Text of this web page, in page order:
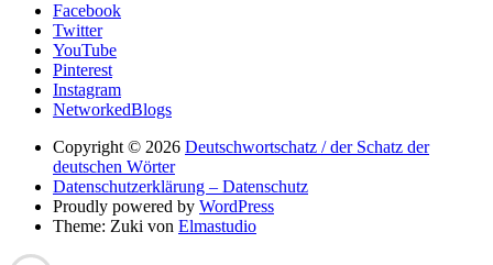
Facebook
Twitter
YouTube
Pinterest
Instagram
NetworkedBlogs
Copyright © 2026 Deutschwortschatz / der Schatz der
deutschen Wörter
Datenschutzerklärung – Datenschutz
Proudly powered by WordPress
Theme: Zuki von Elmastudio